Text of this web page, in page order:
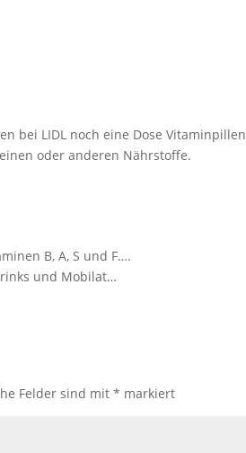
bei LIDL noch eine Dose Vitaminpillen
oder anderen Nährstoffe.
B, A, S und F….
und Mobilat…
Felder sind mit* markiert